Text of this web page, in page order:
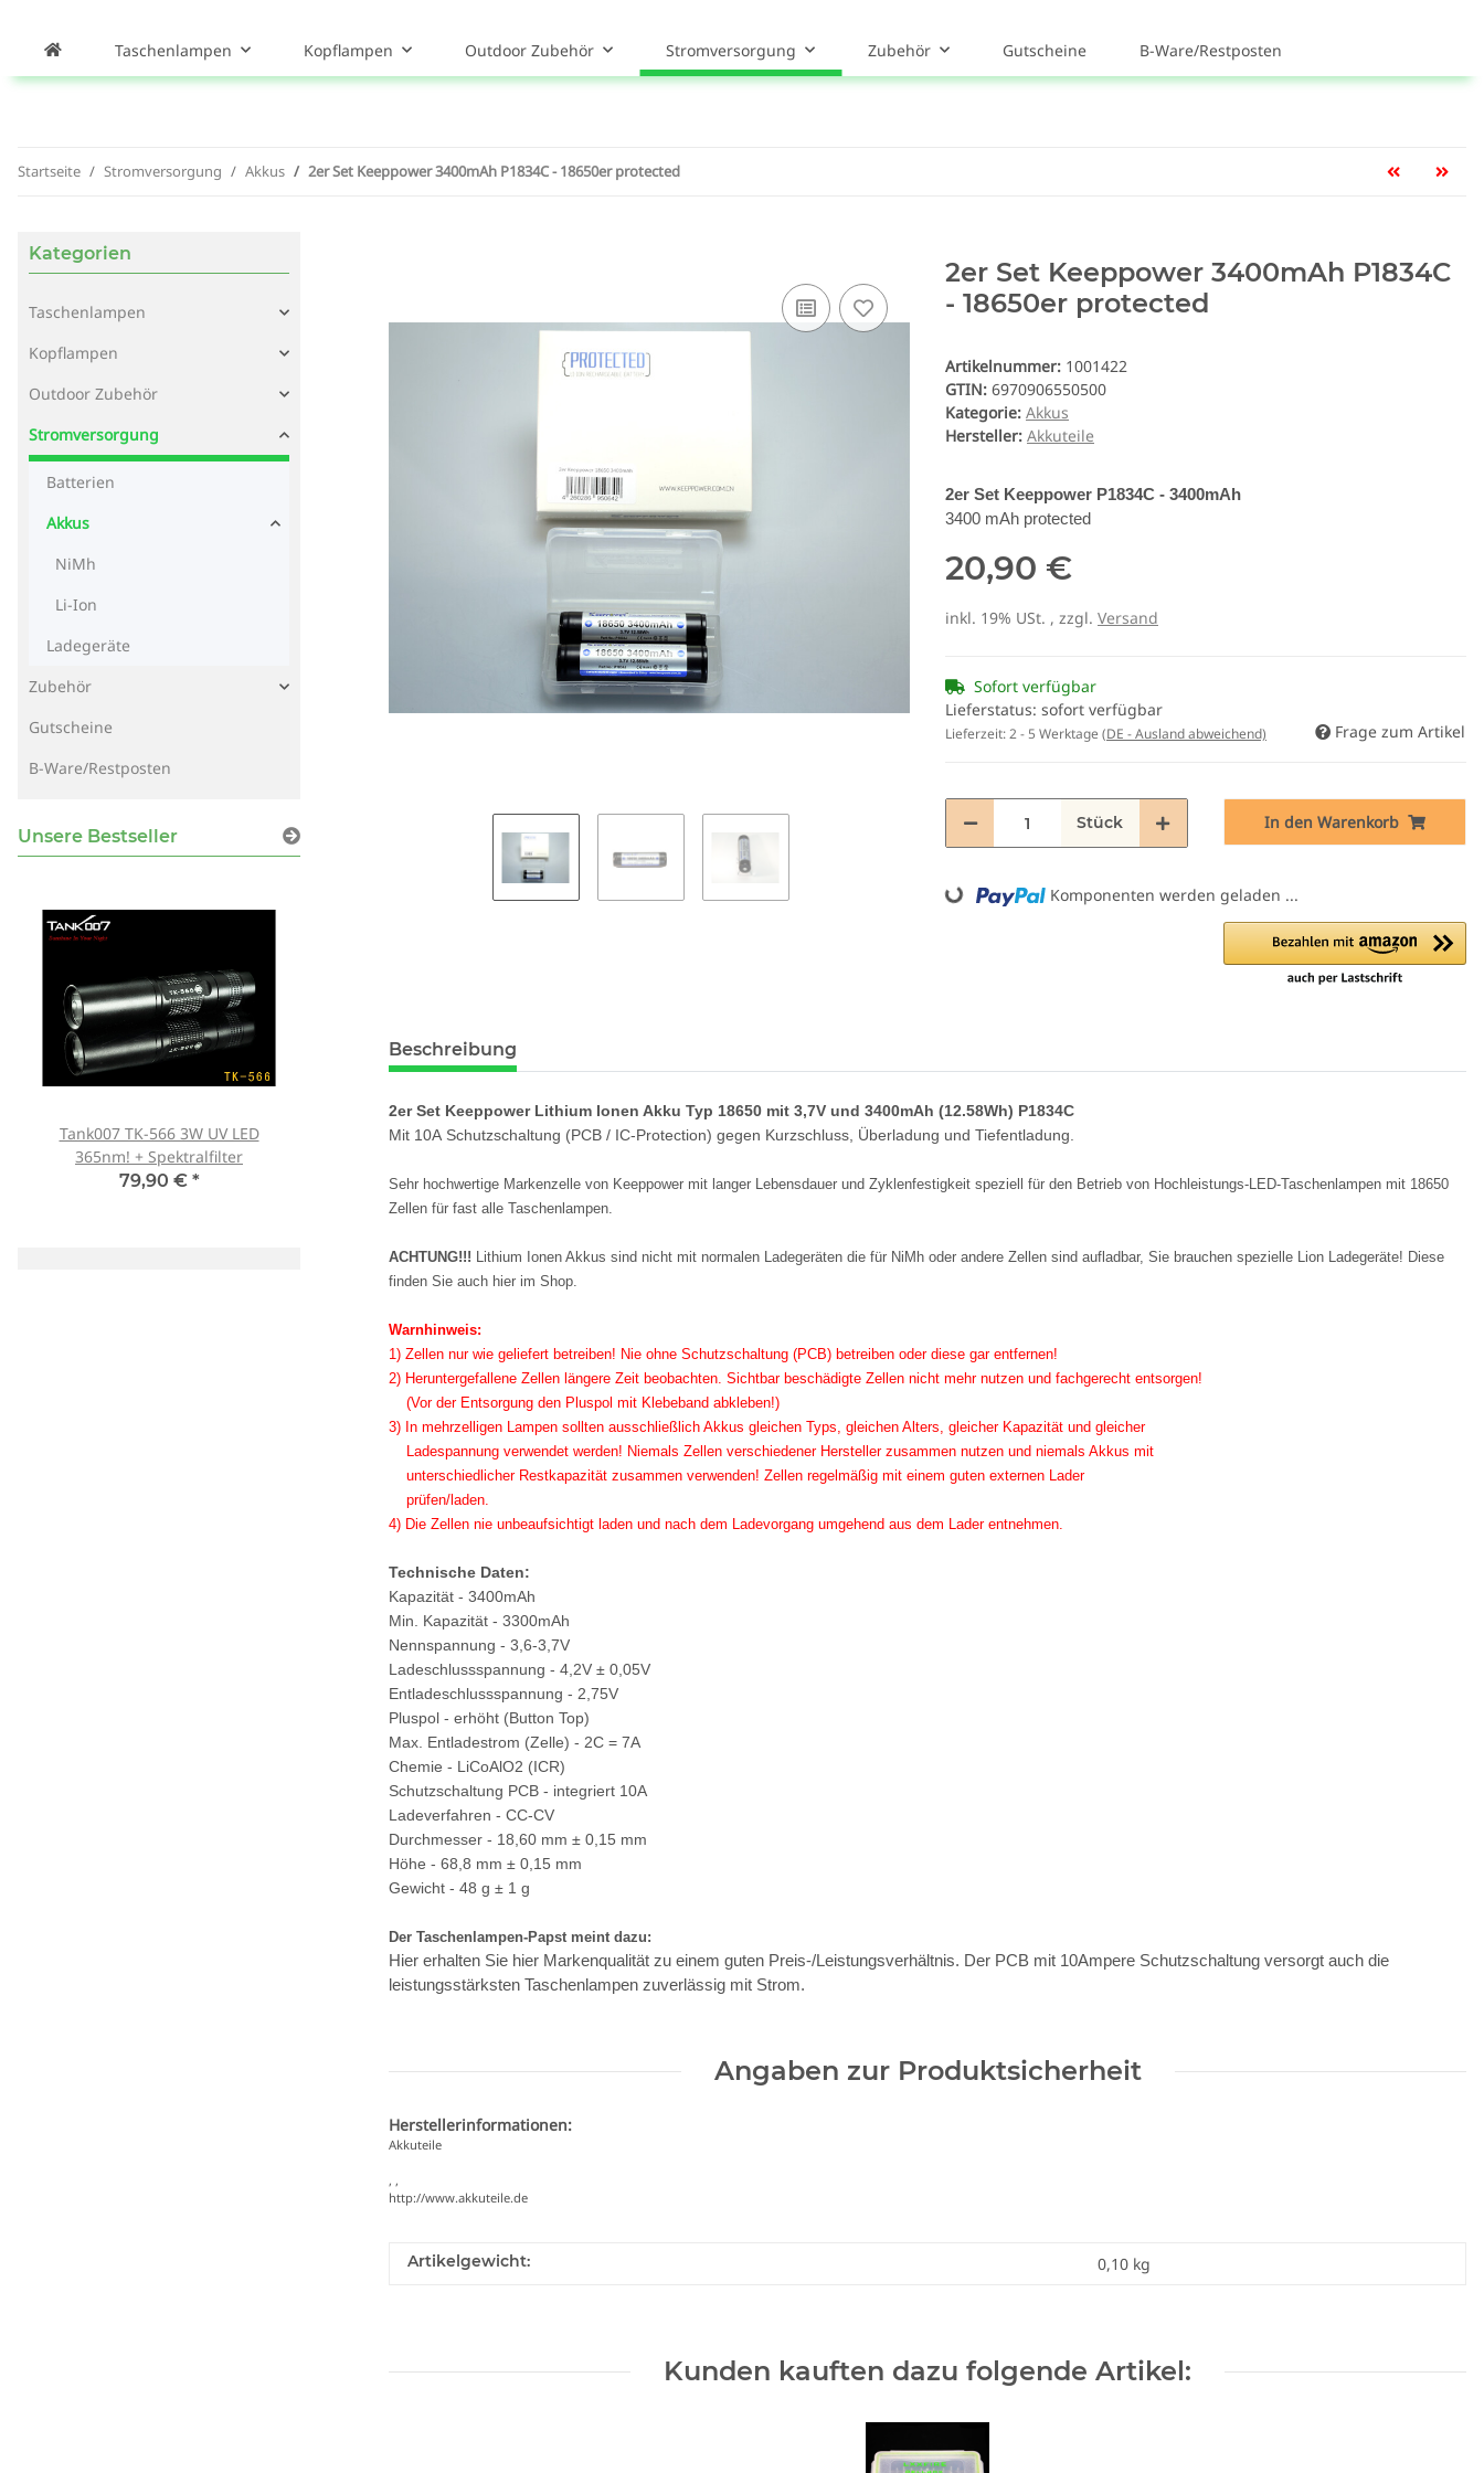
Taschenlampen Kopflampen Outdoor Zubehör Stromversorgung Zubehör Gutscheine B-Ware/Restposten
Startseite Stromversorgung Akkus 2er Set Keeppower 3400mAh P1834C - 18650er protected
2er Set Keeppower 3400mAh P1834C
- 18650er protected
Artikelnummer: 1001422
GTIN: 6970906550500
Kategorie: Akkus
Hersteller: Akkuteile
2er Set Keeppower P1834C - 3400mAh
3400 mAh protected
20,90 €
inkl. 19% USt. , zzgl. Versand
Sofort verfügbar
Lieferstatus: sofort verfügbar
Lieferzeit:2 - 5 Werktage (DE - Ausland abweichend) Frage zum Artikel
Stück In den Warenkorb
Loading... Komponenten werden geladen ...
Beschreibung
2er Set Keeppower Lithium Ionen Akku Typ 18650 mit 3,7V und 3400mAh (12.58Wh) P1834C
Mit 10A Schutzschaltung (PCB / IC-Protection) gegen Kurzschluss, Überladung und Tiefentladung.
Sehr hochwertige Markenzelle von Keeppower mit langer Lebensdauer und Zyklenfestigkeit speziell für den Betrieb von Hochleistungs-LED-Taschenlampen mit 18650
Zellen für fast alle Taschenlampen.
ACHTUNG!!! Lithium Ionen Akkus sind nicht mit normalen Ladegeräten die für NiMh oder andere Zellen sind aufladbar, Sie brauchen spezielle Lion Ladegeräte! Diese
finden Sie auch hier im Shop.
Warnhinweis:
1) Zellen nur wie geliefert betreiben! Nie ohne Schutzschaltung (PCB) betreiben oder diese gar entfernen!
2) Heruntergefallene Zellen längere Zeit beobachten. Sichtbar beschädigte Zellen nicht mehr nutzen und fachgerecht entsorgen!
(Vor der Entsorgung den Pluspol mit Klebeband abkleben!)
3) In mehrzelligen Lampen sollten ausschließlich Akkus gleichen Typs, gleichen Alters, gleicher Kapazität und gleicher
Ladespannung verwendet werden! Niemals Zellen verschiedener Hersteller zusammen nutzen und niemals Akkus mit
unterschiedlicher Restkapazität zusammen verwenden! Zellen regelmäßig mit einem guten externen Lader
prüfen/laden.
4) Die Zellen nie unbeaufsichtigt laden und nach dem Ladevorgang umgehend aus dem Lader entnehmen.
Technische Daten:
Kapazität - 3400mAh
Min. Kapazität - 3300mAh
Nennspannung - 3,6-3,7V
Ladeschlussspannung - 4,2V ± 0,05V
Entladeschlussspannung - 2,75V
Pluspol - erhöht (Button Top)
Max. Entladestrom (Zelle) - 2C = 7A
Chemie - LiCoAlO2 (ICR)
Schutzschaltung PCB - integriert 10A
Ladeverfahren - CC-CV
Durchmesser - 18,60 mm ± 0,15 mm
Höhe - 68,8 mm ± 0,15 mm
Gewicht - 48 g ± 1 g
Der Taschenlampen-Papst meint dazu:
Hier erhalten Sie hier Markenqualität zu einem guten Preis-/Leistungsverhältnis. Der PCB mit 10Ampere Schutzschaltung versorgt auch die
leistungsstärksten Taschenlampen zuverlässig mit Strom.
Angaben zur Produktsicherheit
Herstellerinformationen:
Akkuteile
, ,
http://www.akkuteile.de
Artikelgewicht: 0,10 kg
Kunden kauften dazu folgende Artikel:
Kategorien
Taschenlampen
Kopflampen
Outdoor Zubehör
Stromversorgung
Batterien
Akkus
NiMh
Li-Ion
Ladegeräte
Zubehör
Gutscheine
B-Ware/Restposten
Unsere Bestseller
Tank007 TK-566 3W UV LED
365nm! + Spektralfilter
79,90 € *
Schutzbrille Sablux mit UV-
8,00 €*
Tank007 TK-566 3W UV LED
79,90 €*
Schutzbrille Sablux mit UV-
8,00 €*